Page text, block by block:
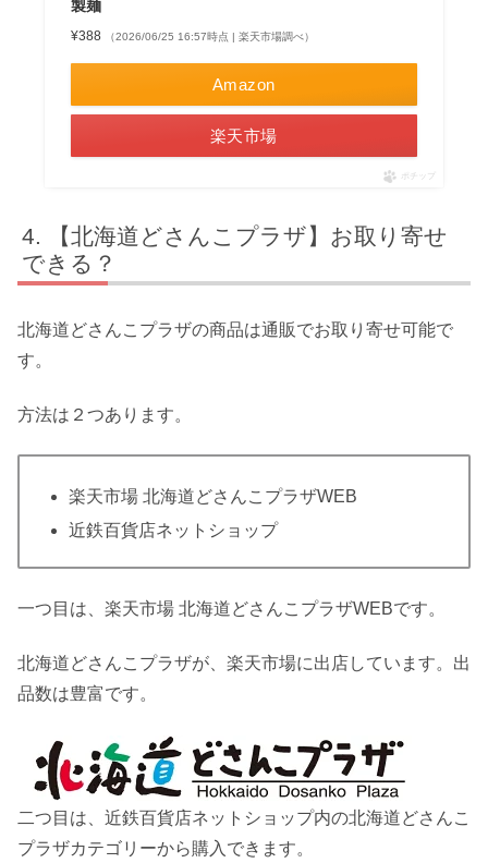
製麺
¥388 （2026/06/25 16:57時点 | 楽天市場調べ）
Amazon
楽天市場
ポチップ
【北海道どさんこプラザ】お取り寄せ
できる？
北海道どさんこプラザの商品は通販でお取り寄せ可能で
す。
方法は２つあります。
楽天市場 北海道どさんこプラザWEB
近鉄百貨店ネットショップ
一つ目は、 楽天市場 北海道どさんこプラザWEBです。
北海道どさんこプラザが、楽天市場に出店しています。出
品数は豊富です。
二つ目は、 近鉄百貨店ネットショップ内の北海道どさんこ
プラザカテゴリーから購入できます。